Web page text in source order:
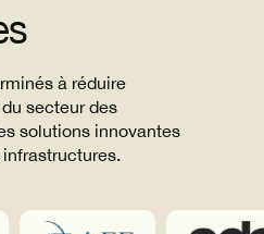
à réduire
secteur des
solutions innovantes